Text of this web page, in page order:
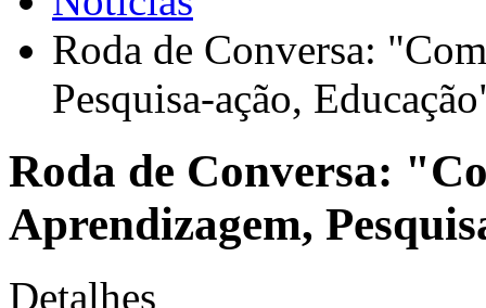
Roda de Conversa:
Pesquisa-ação,
Roda de Conversa:
Aprendizagem,
Detalhes